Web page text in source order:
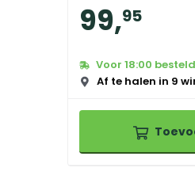
99,95
Voor 18:00
Af te halen in 9